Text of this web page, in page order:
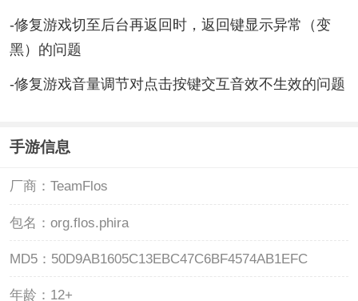
-修复游戏切至后台再返回时，返回键显示异常（变
黑）的问题
-修复游戏音量调节对点击按键交互音效不生效的问题
手游信息
厂商： TeamFlos
包名： org.flos.phira
MD5： 50D9AB1605C13EBC47C6BF4574AB1EFC
年龄： 12+